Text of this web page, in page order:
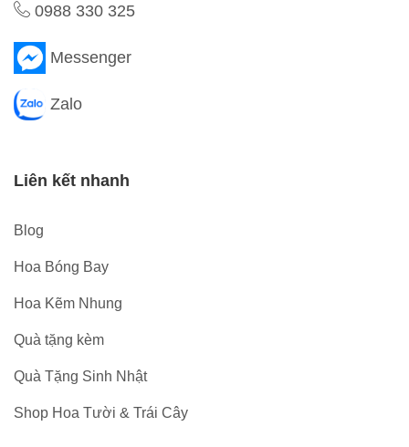
0988 330 325
Messenger
Zalo
Liên kết nhanh
Blog
Hoa Bóng Bay
Hoa Kẽm Nhung
Quà tặng kèm
Quà Tặng Sinh Nhật
Shop Hoa Tười & Trái Cây